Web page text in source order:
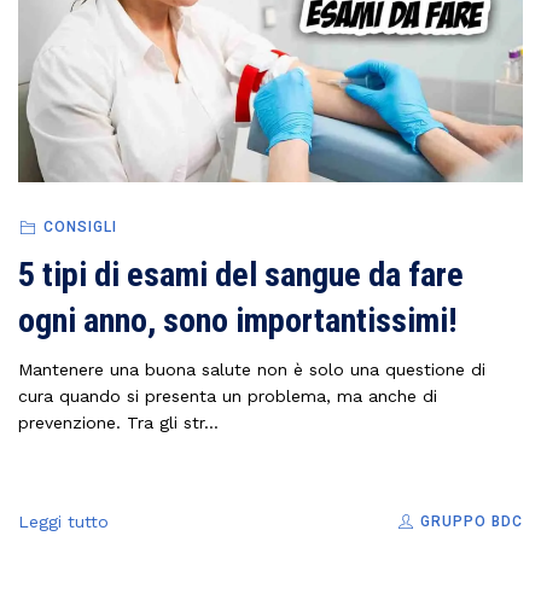
CONSIGLI
5 tipi di esami del sangue da fare
ogni anno, sono importantissimi!
Mantenere una buona salute non è solo una questione di
cura quando si presenta un problema, ma anche di
prevenzione. Tra gli str...
Leggi tutto GRUPPO BDC